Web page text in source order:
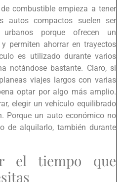
combustible empieza a tener
autos compactos suelen ser
porque ofrecen un
permiten ahorrar en trayectos
es utilizado durante varios
notándose bastante. Claro, si
viajes largos con varias
optar por algo más amplio.
elegir un vehículo equilibrado
Porque un auto económico no
de alquilarlo, también durante
el tiempo que